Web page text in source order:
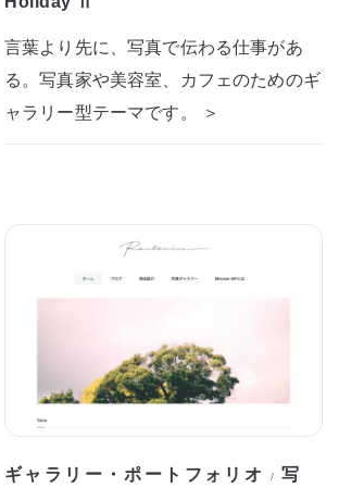
言葉より先に、写真で伝わる仕事があ
る。写真家や美容室、カフェのためのギ
ャラリー型テーマです。 ＞
ギャラリー・ポートフォリオ /写